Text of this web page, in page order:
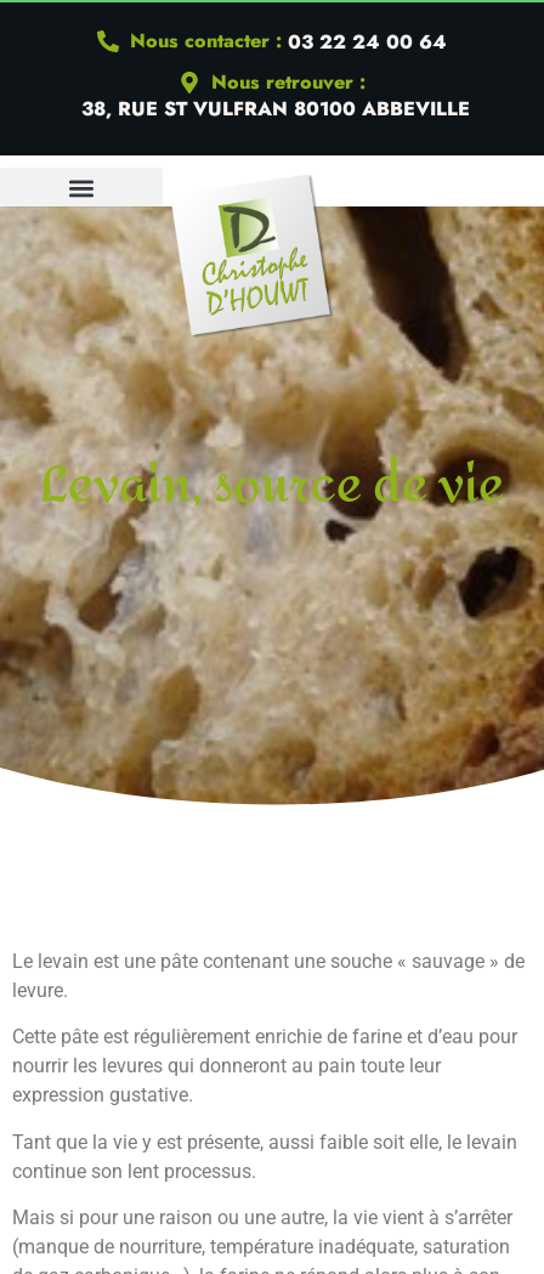
Nous contacter : 03 22 24 00 64
Nous retrouver :
38, RUE ST VULFRAN 80100 ABBEVILLE
Levain, source de vie
Le levain est une pâte contenant une souche « sauvage » de
levure.
Cette pâte est régulièrement enrichie de farine et d’eau pour
nourrir les levures qui donneront au pain toute leur
expression gustative.
Tant que la vie y est présente, aussi faible soit elle, le levain
continue son lent processus.
Mais si pour une raison ou une autre, la vie vient à s’arrêter
(manque de nourriture, température inadéquate, saturation